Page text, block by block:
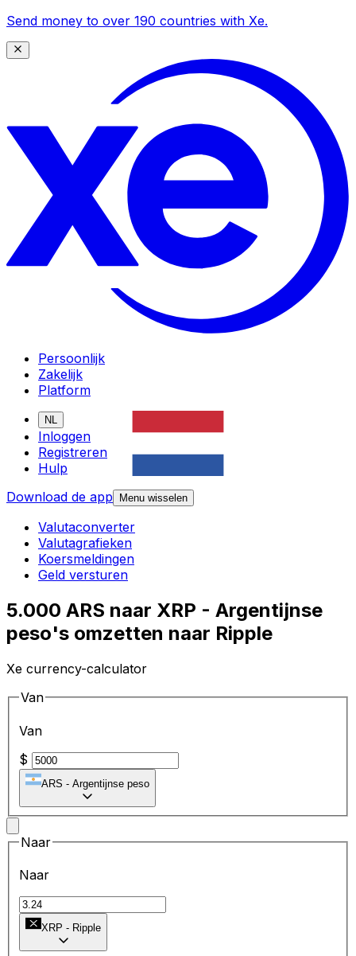
Send money to over 190 countries with Xe.
Persoonlijk
Zakelijk
Platform
NL
Inloggen
Registreren
Hulp
Download de app
Menu wisselen
Valutaconverter
Valutagrafieken
Koersmeldingen
Geld versturen
5.000 ARS naar XRP - Argentijnse
peso's omzetten naar Ripple
Xe currency-calculator
Van
Van
$
ARS - Argentijnse peso
Naar
Naar
XRP - Ripple